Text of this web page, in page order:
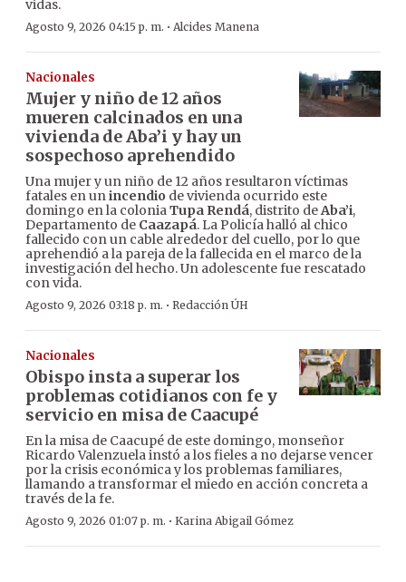
vidas.
Agosto 9, 2026 04:15 p. m. · Alcides Manena
Nacionales
Mujer y niño de 12 años
mueren calcinados en una
vivienda de Aba’i y hay un
sospechoso aprehendido
Una mujer y un niño de 12 años resultaron víctimas
fatales en unincendio de vivienda ocurrido este
domingo en la coloniaTupa Rendá, distrito deAba’i,
Departamento de Caazapá. La Policía halló al chico
fallecido con un cable alrededor del cuello, por lo que
aprehendió a la pareja de la fallecida en el marco de la
investigación del hecho. Un adolescente fue rescatado
con vida.
Agosto 9, 2026 03:18 p. m. · Redacción ÚH
Nacionales
Obispo insta a superar los
problemas cotidianos con fe y
servicio en misa de Caacupé
En la misa de Caacupé de este domingo, monseñor
Ricardo Valenzuela instó a los fieles a no dejarse vencer
por la crisis económica y los problemas familiares,
llamando a transformar el miedo en acción concreta a
través de la fe.
Agosto 9, 2026 01:07 p. m. · Karina Abigail Gómez